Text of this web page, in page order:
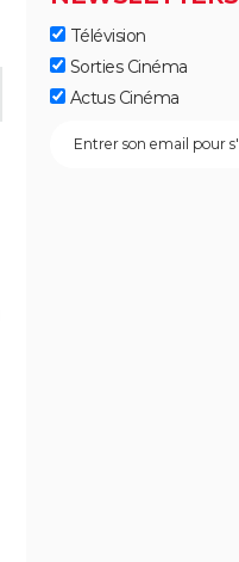
Télévision
Sorties Cinéma
Actus Cinéma